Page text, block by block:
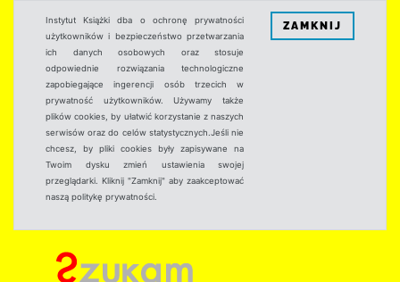
Instytut Książki dba o ochronę prywatności
użytkowników i bezpieczeństwo przetwarzania
ich danych osobowych oraz stosuje
odpowiednie rozwiązania technologiczne
zapobiegające ingerencji osób trzecich w
prywatność użytkowników. Używamy także
plików cookies, by ułatwić korzystanie z naszych
serwisów oraz do celów statystycznych.Jeśli nie
chcesz, by pliki cookies były zapisywane na
Twoim dysku zmień ustawienia swojej
przeglądarki. Kliknij "Zamknij" aby zaakceptować
naszą politykę prywatności.
ZAMKNIJ